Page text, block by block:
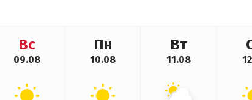
Вс
09.08
Пн
10.08
Вт
11.08